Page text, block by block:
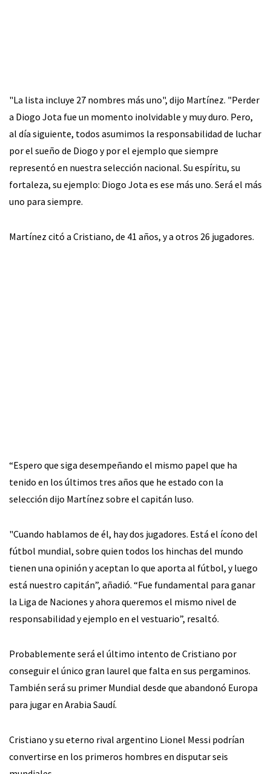
"La lista incluye 27 nombres más uno", dijo Martínez. "Perder
a Diogo Jota fue un momento inolvidable y muy duro. Pero,
al día siguiente, todos asumimos la responsabilidad de luchar
por el sueño de Diogo y por el ejemplo que siempre
representó en nuestra selección nacional. Su espíritu, su
fortaleza, su ejemplo: Diogo Jota es ese más uno. Será el más
uno para siempre.
Martínez citó a Cristiano, de 41 años, y a otros 26 jugadores.
“Espero que siga desempeñando el mismo papel que ha
tenido en los últimos tres años que he estado con la
selección dijo Martínez sobre el capitán luso.
"Cuando hablamos de él, hay dos jugadores. Está el ícono del
fútbol mundial, sobre quien todos los hinchas del mundo
tienen una opinión y aceptan lo que aporta al fútbol, ​​y luego
está nuestro capitán”, añadió. “Fue fundamental para ganar
la Liga de Naciones y ahora queremos el mismo nivel de
responsabilidad y ejemplo en el vestuario”, resaltó.
Probablemente será el último intento de Cristiano por
conseguir el único gran laurel que falta en sus pergaminos.
También será su primer Mundial desde que abandonó Europa
para jugar en Arabia Saudí.
Cristiano y su eterno rival argentino Lionel Messi podrían
convertirse en los primeros hombres en disputar seis